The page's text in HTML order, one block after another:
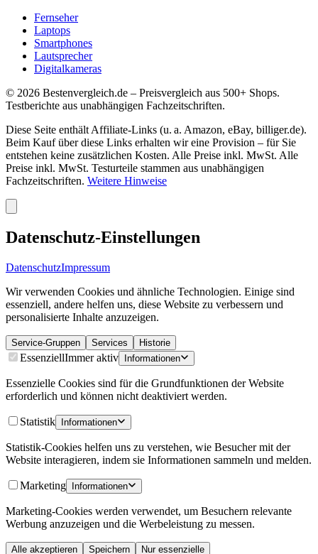
Fernseher
Laptops
Smartphones
Lautsprecher
Digitalkameras
© 2026 Bestenvergleich.de – Preisvergleich aus 500+ Shops.
Testberichte aus unabhängigen Fachzeitschriften.
Diese Seite enthält Affiliate-Links (u. a. Amazon, eBay, billiger.de).
Beim Kauf über diese Links erhalten wir eine Provision – für Sie
entstehen keine zusätzlichen Kosten. Alle Preise inkl. MwSt. Alle
Preise inkl. MwSt. Testurteile stammen aus unabhängigen
Fachzeitschriften. Weitere Hinweise
Datenschutz-Einstellungen
DatenschutzImpressum
Wir verwenden Cookies und ähnliche Technologien. Einige sind
essenziell, andere helfen uns, diese Website zu verbessern und
personalisierte Inhalte anzuzeigen.
Service-Gruppen Services Historie
EssenziellImmer aktiv Informationen
Essenzielle Cookies sind für die Grundfunktionen der Website
erforderlich und können nicht deaktiviert werden.
Statistik Informationen
Statistik-Cookies helfen uns zu verstehen, wie Besucher mit der
Website interagieren, indem sie Informationen sammeln und melden.
Marketing Informationen
Marketing-Cookies werden verwendet, um Besuchern relevante
Werbung anzuzeigen und die Werbeleistung zu messen.
Alle akzeptieren Speichern Nur essenzielle